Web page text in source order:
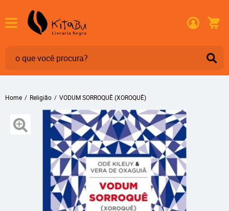
Home Religião VODUM SORROQUÊ (XOROQUÊ)